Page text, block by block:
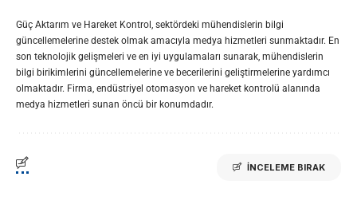
Güç Aktarım ve Hareket Kontrol, sektördeki mühendislerin bilgi
güncellemelerine destek olmak amacıyla medya hizmetleri sunmaktadır. En
son teknolojik gelişmeleri ve en iyi uygulamaları sunarak, mühendislerin
bilgi birikimlerini güncellemelerine ve becerilerini geliştirmelerine yardımcı
olmaktadır. Firma, endüstriyel otomasyon ve hareket kontrolü alanında
medya hizmetleri sunan öncü bir konumdadır.
İNCELEME BIRAK